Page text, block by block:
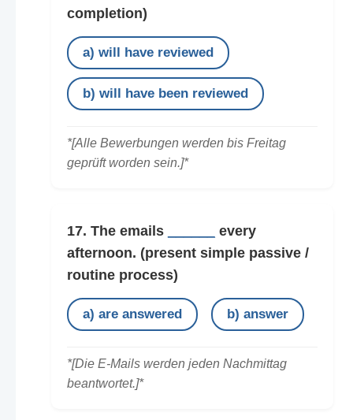
completion)
a) will have reviewed
b) will have been reviewed
*[Alle Bewerbungen werden bis Freitag
geprüft worden sein.]*
17. The emails
every
afternoon. (present simple passive /
routine process)
a) are answered b) answer
*[Die E-Mails werden jeden Nachmittag
beantwortet.]*